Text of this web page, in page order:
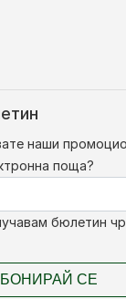
наши
поща?
бюлетин
СЕ